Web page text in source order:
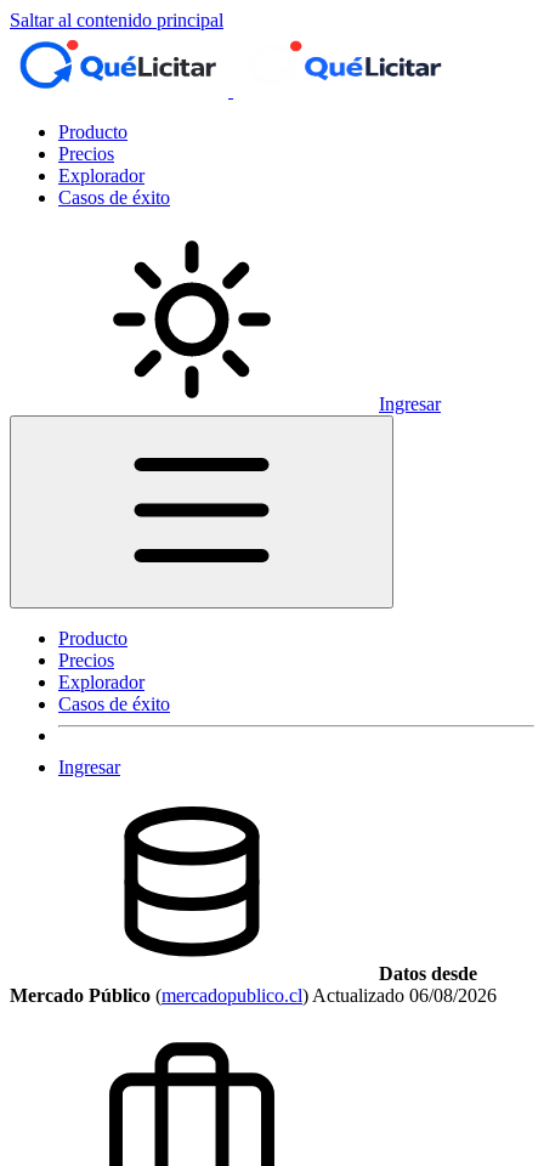
Saltar al contenido principal
Producto
Precios
Explorador
Casos de éxito
Ingresar
Producto
Precios
Explorador
Casos de éxito
Ingresar
Datos desde
Mercado Público (mercadopublico.cl) Actualizado 06/08/2026